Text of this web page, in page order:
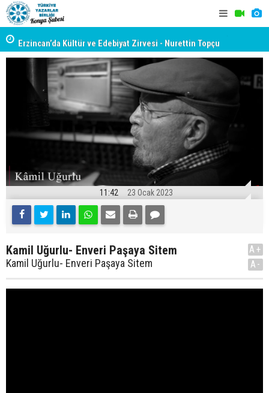
Erzincan’da Kültür ve Edebiyat Zirvesi - Nurettin Topçu
Sokağı Açılışı
11:42 23 Ocak 2023
Kamil Uğurlu- Enveri Paşaya Sitem
Kamil Uğurlu- Enveri Paşaya Sitem
A+
A-